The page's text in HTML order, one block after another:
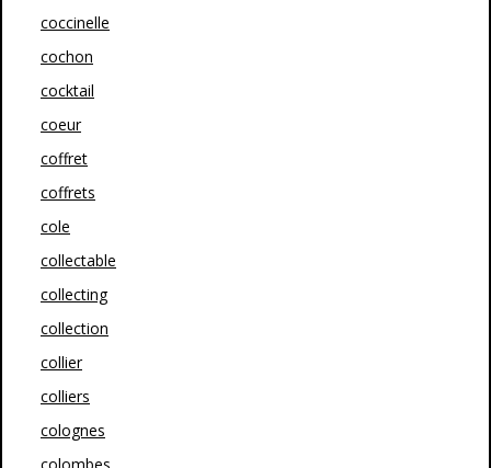
coccinelle
cochon
cocktail
coeur
coffret
coffrets
cole
collectable
collecting
collection
collier
colliers
colognes